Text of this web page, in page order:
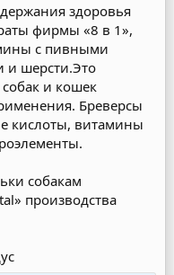
здоровья
фирмы «8 в 1»,
с пивными
и шерсти.Это
и кошек
Бреверсы
кислоты, витамины
собакам
производства